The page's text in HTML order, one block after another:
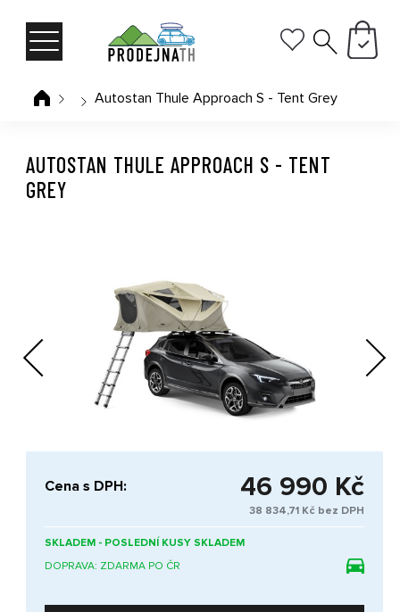
Autostan Thule Approach S - Tent Grey
Previous Next
AUTOSTAN THULE APPROACH S - TENT
GREY
Cena s DPH: 46 990 Kč
38 834,71 Kč bez DPH
SKLADEM - POSLEDNÍ KUSY SKLADEM
DOPRAVA: ZDARMA PO ČR